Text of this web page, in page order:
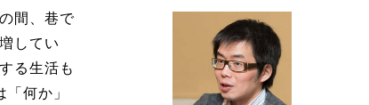
間、巷で
してい
る生活も
何か」